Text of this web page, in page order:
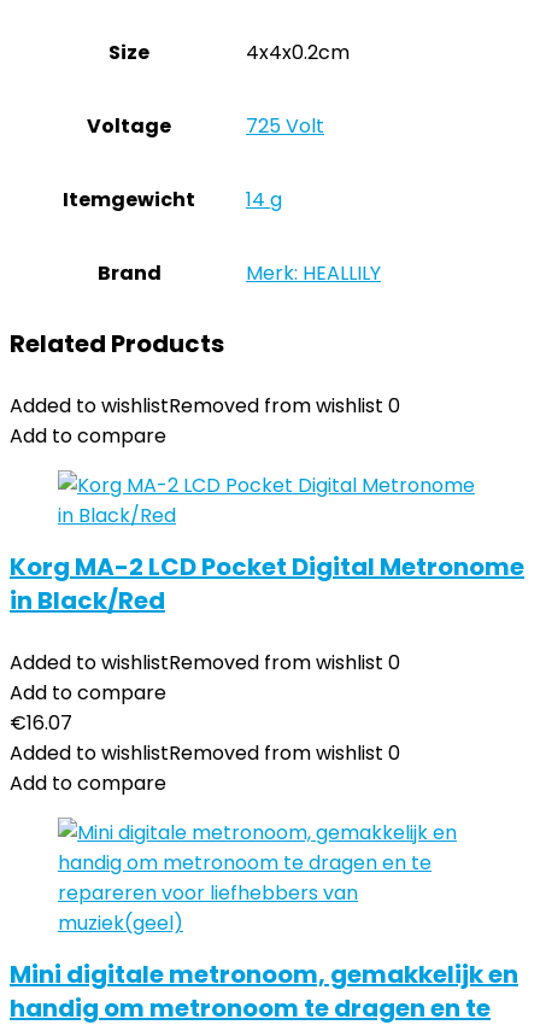
Size ‎4x4x0.2cm
Voltage ‎725 Volt
Itemgewicht ‎14 g
Brand Merk: HEALLILY
Related Products
Added to wishlistRemoved from wishlist 0
Add to compare
Korg MA-2 LCD Pocket Digital Metronome
in Black/Red
Added to wishlistRemoved from wishlist 0
Add to compare
€16.07
Added to wishlistRemoved from wishlist 0
Add to compare
Mini digitale metronoom, gemakkelijk en
handig om metronoom te dragen en te